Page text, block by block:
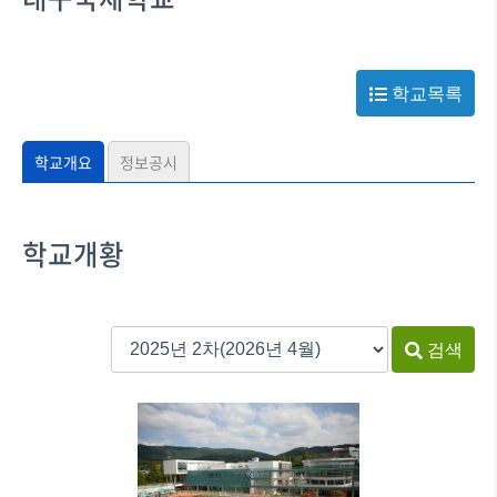
학교목록
학교개요 정보공시
학교개황
검색